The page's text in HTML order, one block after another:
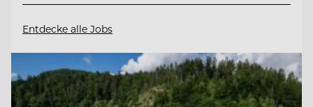
Entdecke alle Jobs